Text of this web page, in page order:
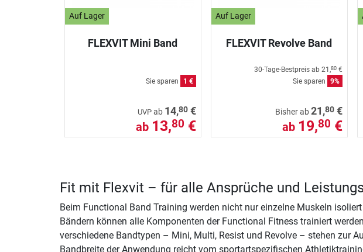
Auf Lager
FLEXVIT Mini Band
Sie sparen 1 €
UVPab 14,80€
ab 13,80 €
Auf Lager
FLEXVIT Revolve Band
30-Tage-Bestpreis ab 21,80€
Sie sparen
9%
Bisher ab21,80€
ab 19,80 €
Fit mit Flexvit – für alle Ansprüche und
Beim Functional Band Training werden nicht nur einzelne Muskeln
Bändern können alle Komponenten der Functional Fitness trainiert
verschiedene Bandtypen – Mini, Multi, Resist und Revolve – stehen zur
Bandbreite der Anwendung reicht vom sportartspezifischen